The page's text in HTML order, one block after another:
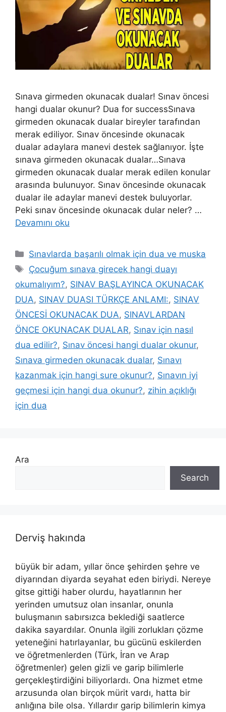
Sınava girmeden okunacak dualar! Sınav öncesi
hangi dualar okunur? Dua for successSınava
girmeden okunacak dualar bireyler tarafından
merak ediliyor. Sınav öncesinde okunacak
dualar adaylara manevi destek sağlanıyor. İşte
sınava girmeden okunacak dualar…Sınava
girmeden okunacak dualar merak edilen konular
arasında bulunuyor. Sınav öncesinde okunacak
dualar ile adaylar manevi destek buluyorlar.
Peki sınav öncesinde okunacak dular neler? …
Devamını oku
Sınavlarda başarılı olmak için dua ve muska
Çocuğum sınava girecek hangi duayı
okumalıyım?, SINAV BAŞLAYINCA OKUNACAK
DUA, SINAV DUASI TÜRKÇE ANLAMI:, SINAV
ÖNCESİ OKUNACAK DUA, SINAVLARDAN
ÖNCE OKUNACAK DUALAR, Sınav için nasıl
dua edilir?, Sınav öncesi hangi dualar okunur,
Sınava girmeden okunacak dualar, Sınavı
kazanmak için hangi sure okunur?, Sınavın iyi
geçmesi için hangi dua okunur?, zihin açıklığı
için dua
Ara
Search
Derviş hakında
büyük bir adam, yıllar önce şehirden şehre ve
diyarından diyarda seyahat eden biriydi. Nereye
gitse gittiği haber olurdu, hayatlarının her
yerinden umutsuz olan insanlar, onunla
buluşmanın sabırsızca beklediği saatlerce
dakika sayardılar. Onunla ilgili zorlukları çözme
yeteneğini hatırlayanlar, bu gücünü eskilerden
ve öğretmenlerden (Türk, İran ve Arap
öğretmenler) gelen gizli ve garip bilimlerle
gerçekleştirdiğini biliyorlardı. Ona hizmet etme
arzusunda olan birçok mürit vardı, hatta bir
anlığına bile olsa. Yıllardır garip bilimlerin kimya